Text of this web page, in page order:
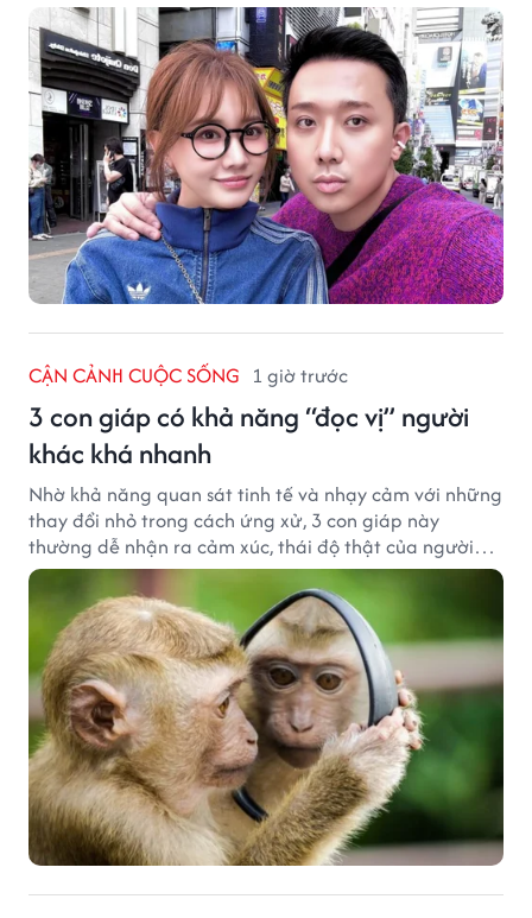
CẬN CẢNH CUỘC SỐNG 1 giờ trước
3 con giáp có khả năng “đọc vị” người
khác khá nhanh
Nhờ khả năng quan sát tinh tế và nhạy cảm với những
thay đổi nhỏ trong cách ứng xử, 3 con giáp này
thường dễ nhận ra cảm xúc, thái độ thật của người
đối diện.